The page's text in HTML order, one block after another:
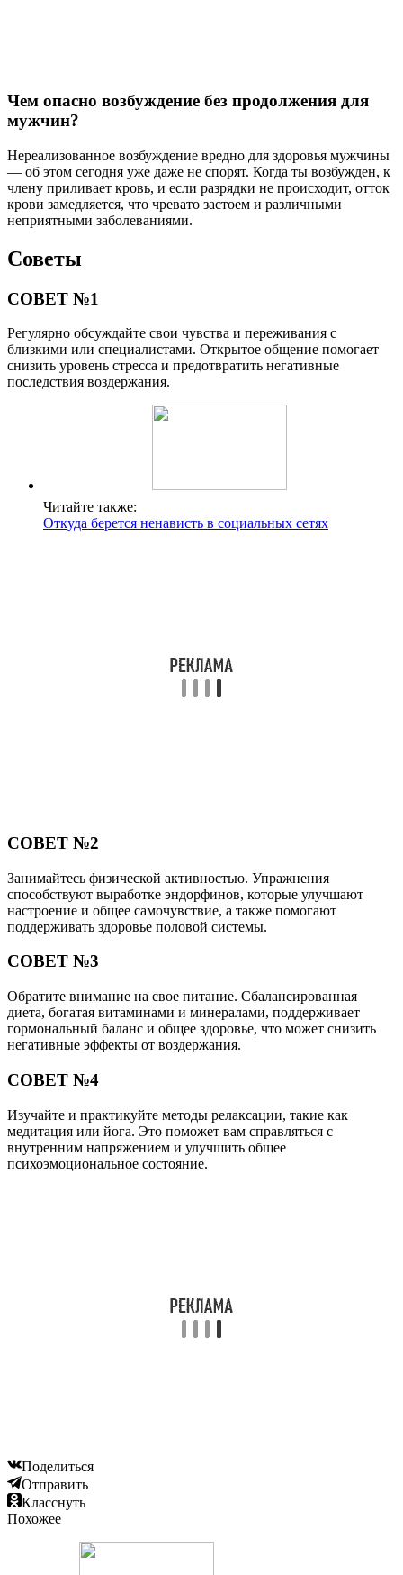
Чем опасно возбуждение без продолжения для
мужчин?
Нереализованное возбуждение вредно для здоровья мужчины
— об этом сегодня уже даже не спорят. Когда ты возбужден, к
члену приливает кровь, и если разрядки не происходит, отток
крови замедляется, что чревато застоем и различными
неприятными заболеваниями.
Советы
СОВЕТ №1
Регулярно обсуждайте свои чувства и переживания с
близкими или специалистами. Открытое общение помогает
снизить уровень стресса и предотвратить негативные
последствия воздержания.
Читайте также:
Откуда берется ненависть в социальных сетях
СОВЕТ №2
Занимайтесь физической активностью. Упражнения
способствуют выработке эндорфинов, которые улучшают
настроение и общее самочувствие, а также помогают
поддерживать здоровье половой системы.
СОВЕТ №3
Обратите внимание на свое питание. Сбалансированная
диета, богатая витаминами и минералами, поддерживает
гормональный баланс и общее здоровье, что может снизить
негативные эффекты от воздержания.
СОВЕТ №4
Изучайте и практикуйте методы релаксации, такие как
медитация или йога. Это поможет вам справляться с
внутренним напряжением и улучшить общее
психоэмоциональное состояние.
Поделиться
Отправить
Класснуть
Похожее